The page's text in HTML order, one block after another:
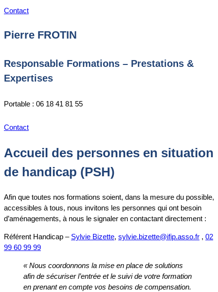
Contact
Pierre FROTIN
Responsable Formations – Prestations &
Expertises
Portable : 06 18 41 81 55
Contact
Accueil des personnes en situation
de handicap (PSH)
Afin que toutes nos formations soient, dans la mesure du possible,
accessibles à tous, nous invitons les personnes qui ont besoin
d’aménagements, à nous le signaler en contactant directement :
Référent Handicap – Sylvie Bizette, sylvie.bizette@ifip.asso.fr , 02
99 60 99 99
« Nous coordonnons la mise en place de solutions
afin de sécuriser l’entrée et le suivi de votre formation
en prenant en compte vos besoins de compensation.